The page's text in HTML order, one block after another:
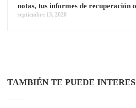
notas, tus informes de recuperación
septiembre 13, 2020
TAMBIÉN TE PUEDE